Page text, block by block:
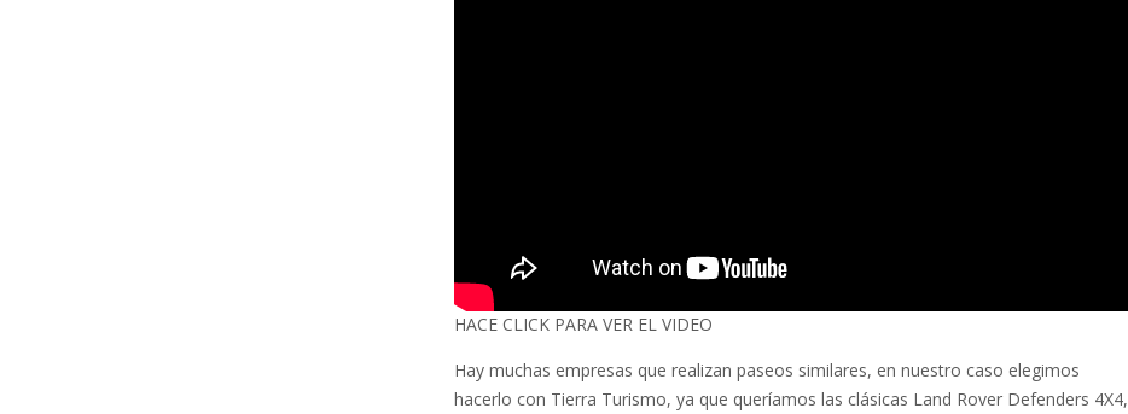
HACE CLICK PARA VER EL VIDEO
Hay muchas empresas que realizan paseos similares, en nuestro caso elegimos
hacerlo con Tierra Turismo, ya que queríamos las clásicas Land Rover Defenders 4X4,